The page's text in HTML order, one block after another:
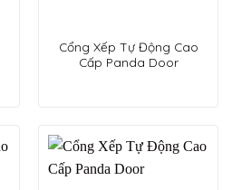
Cổng Xếp Tự Động Cao
Cấp Panda Door